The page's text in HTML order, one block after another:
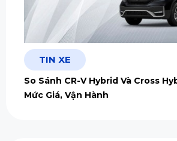
TIN XE
So Sánh CR-V Hybrid Và Cross
Mức Giá, Vận Hành